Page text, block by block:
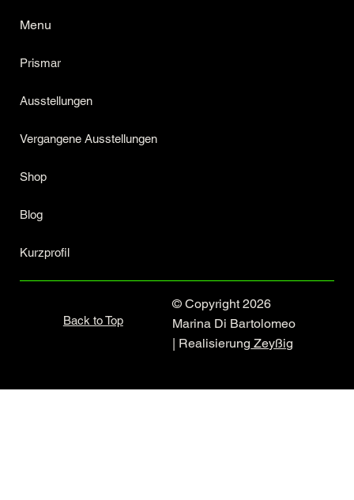
Menu
Prismar
Ausstellungen
Vergangene Ausstellungen
Shop
Blog
Kurzprofil
© Copyright 2026
Marina Di Bartolomeo
| Realisierung Zeyßig
Back to Top